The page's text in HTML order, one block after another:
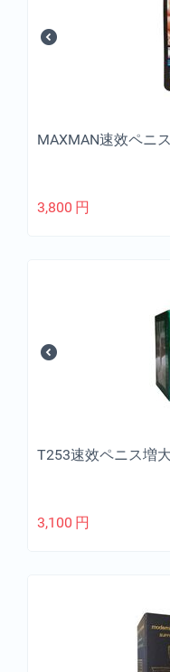
MAXMAN速效ペニ
3,800 円
T253速效ペニス増大
3,100 円